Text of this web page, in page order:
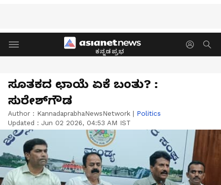
ಕನ್ನಡಪ್ರಭ
ಸೂತಕದ ಛಾಯೆ ಏಕೆ ಬಂತು? :
ಸುರೇಶ್‌ಗೌಡ
Author : KannadaprabhaNewsNetwork | Politics
Updated : Jun 02 2026, 04:53 AM IST